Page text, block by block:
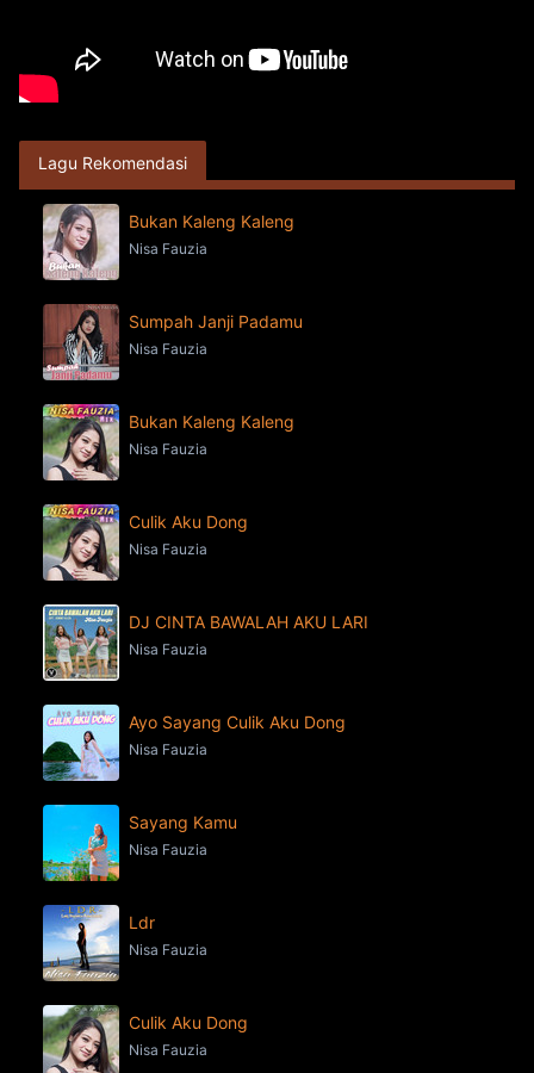
Lagu Rekomendasi
Bukan Kaleng Kaleng
Nisa Fauzia
Sumpah Janji Padamu
Nisa Fauzia
Bukan Kaleng Kaleng
Nisa Fauzia
Culik Aku Dong
Nisa Fauzia
DJ CINTA BAWALAH AKU LARI
Nisa Fauzia
Ayo Sayang Culik Aku Dong
Nisa Fauzia
Sayang Kamu
Nisa Fauzia
Ldr
Nisa Fauzia
Culik Aku Dong
Nisa Fauzia